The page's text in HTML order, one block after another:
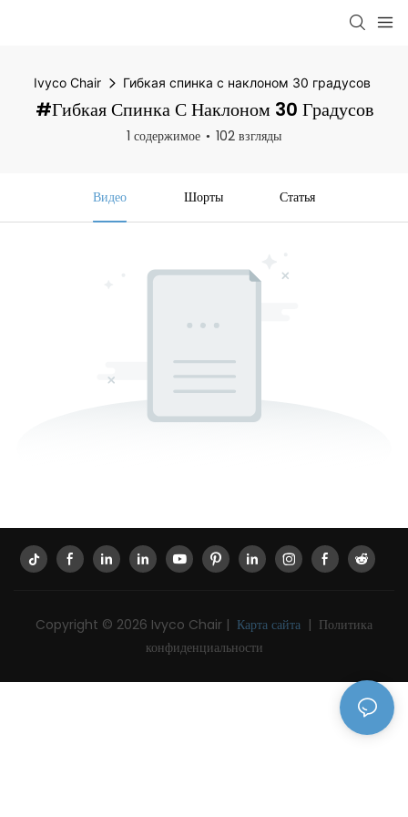
Ivyco Chair Гибкая спинка с наклоном 30 градусов
#Гибкая Спинка С Наклоном 30 Градусов
1 содержимое 102 взгляды
Видео Шорты Статья
Copyright © 2026 Ivyco Chair | Карта сайта | Политика
конфиденциальности